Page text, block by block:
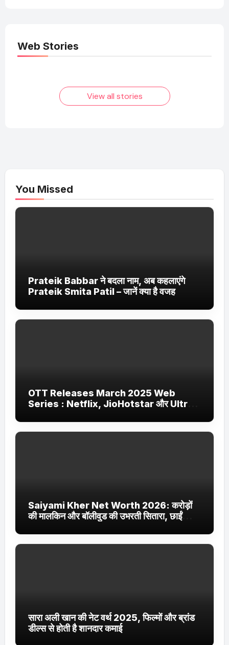
Web Stories
Elvish Yadav: एक
आम लड़के से यूट्यूबर
फिल्मों का जादू और उनका
View all stories
You Missed
Prateik Babbar ने बदला नाम, अब कहलाएंगे
Prateik Smita Patil – जानें क्या है वजह
OTT Releases March 2025 Web
Series : Netflix, JioHotstar और Ultra
Saiyami Kher Net Worth 2026: करोड़ों
की मालकिन और बॉलीवुड की उभरती सितारा, छाईं
सारा अली खान की नेट वर्थ 2025, फिल्मों और ब्रांड
डील्स से होती है शानदार कमाई